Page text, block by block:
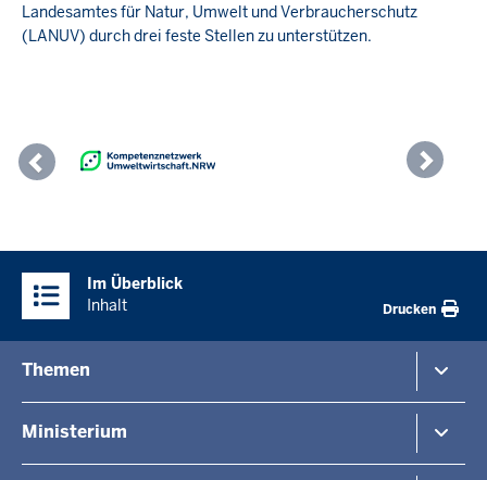
Landesamtes für Natur, Umwelt und Verbraucherschutz
(LANUV) durch drei feste Stellen zu unterstützen.
Previous
Inhalte
Im Überblick
Inhalt
Drucken
in
der
Fußzeile
Themen
Naturschutz
Verkehr
Ministerium